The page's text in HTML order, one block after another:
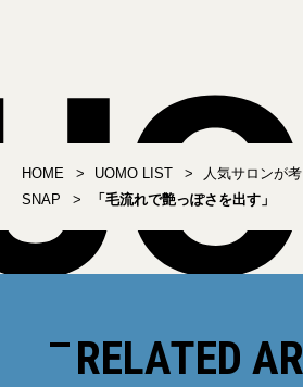
HOME UOMO LIST
人気サロンが
SNAP
「毛流れで艶っぽさを出す」
RELATED